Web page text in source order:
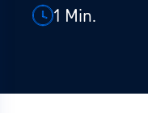
1 Min.